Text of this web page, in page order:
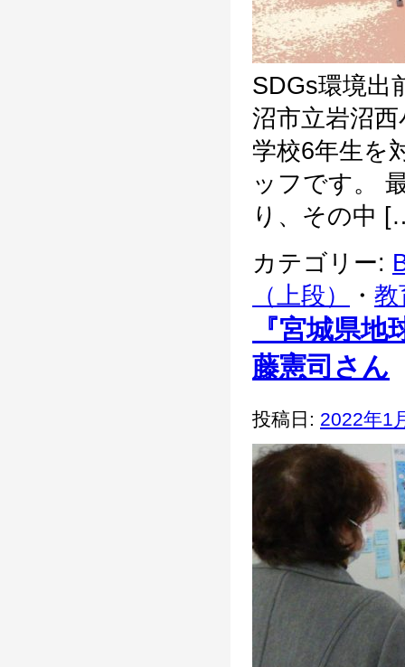
SDGs環境出
沼市立岩沼
学校6年生を
ッフです。
り、その中
カテゴリー:
（上段）
・ 教
『宮城県
藤憲司さん
投稿日: 2022年1